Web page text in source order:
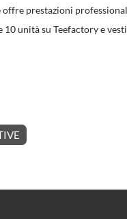
offre prestazioni
unità su Teefactory e